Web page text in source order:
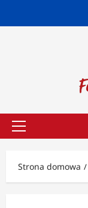
Menu
Strona domowa